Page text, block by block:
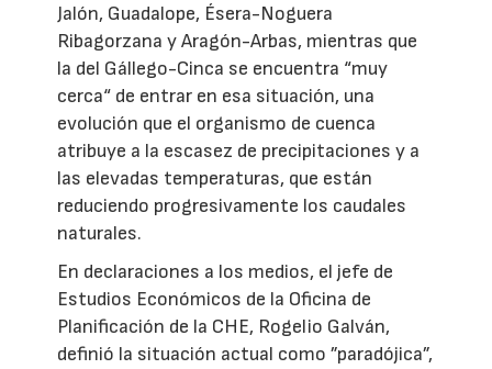
Jalón, Guadalope, Ésera-Noguera
Ribagorzana y Aragón-Arbas, mientras que
la del Gállego-Cinca se encuentra “muy
cerca“ de entrar en esa situación, una
evolución que el organismo de cuenca
atribuye a la escasez de precipitaciones y a
las elevadas temperaturas, que están
reduciendo progresivamente los caudales
naturales.
En declaraciones a los medios, el jefe de
Estudios Económicos de la Oficina de
Planificación de la CHE, Rogelio Galván,
definió la situación actual como ”paradójica”,